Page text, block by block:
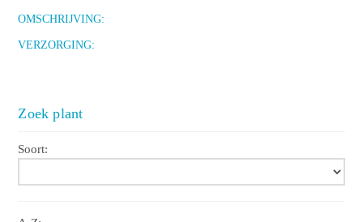
OMSCHRIJVING:
VERZORGING:
Zoek plant
Soort: